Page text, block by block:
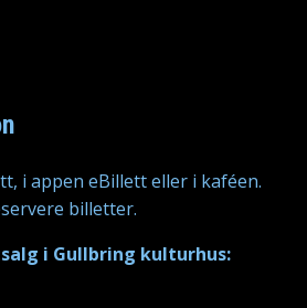
i appen eBillett eller i kaféen.
billetter.
i Gullbring kulturhus: